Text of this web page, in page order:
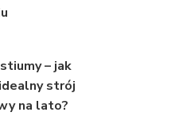
– jak
strój
na lato?